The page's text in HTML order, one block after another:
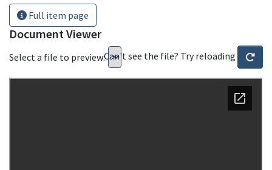
Full item page
Document Viewer
Select a file to preview:Can't see the file? Try reloading